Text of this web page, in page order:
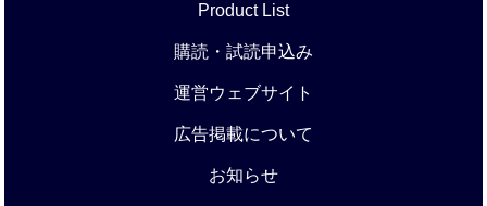
Product List
購読・試読申込み
運営ウェブサイト
広告掲載について
お知らせ